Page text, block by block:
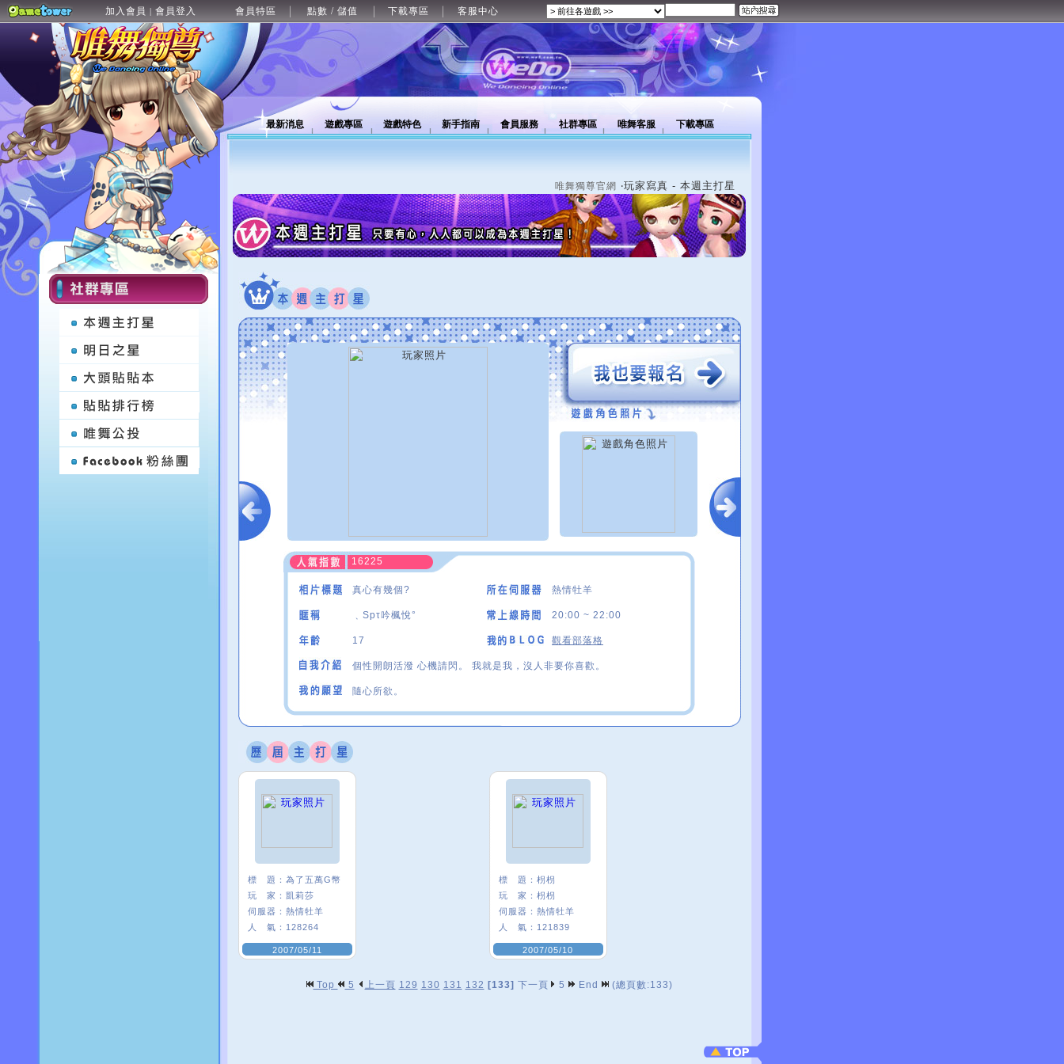
加入會員 | 會員登入 會員特區 點數 / 儲值 下載專區 客服中心
最新消息 遊戲專區 遊戲特色 新手指南 會員服務 社群專區 唯舞客服 下載專區
唯舞獨尊官網 ‧玩家寫真 - 本週主打星
16225
真心有幾個? 熱情牡羊
﹑Spτ吟楓悅° 20:00 ~ 22:00
17 觀看部落格
個性開朗活潑 心機請閃。 我就是我，沒人非要你喜歡。
隨心所欲。
標 題： 為了五萬G幣
玩 家： 凱莉莎
伺服器： 熱情牡羊
人 氣： 128264
2007/05/11
標 題： 枴枴
玩 家： 枴枴
伺服器： 熱情牡羊
人 氣： 121839
2007/05/10
Top 5 上一頁 129 130 131 132 [133] 下一頁 5 End (總頁數:133)